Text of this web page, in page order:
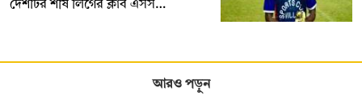
দেশটির শীর্ষ লিগের ক্লাব এসস…
আরও পড়ুন